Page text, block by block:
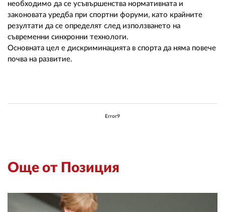
необходимо да се усъвършенства нормативната и
законовата уредба при спортни форуми, като крайните
резултати да се определят след използването на
съвременни синхронни технологи.
Основната цел е дискриминацията в спорта да няма повече
почва на развитие.
Error9
Още от Позиция